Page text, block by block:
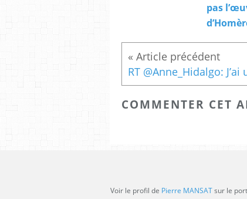
pas
COMMENTER CET
Voir le profil de Pierre MANSATsur le